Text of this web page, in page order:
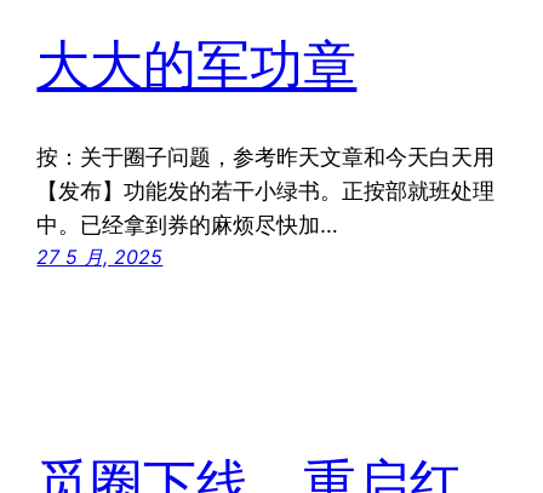
大大的军功章
按：关于圈子问题，参考昨天文章和今天白天用
【发布】功能发的若干小绿书。正按部就班处理
中。已经拿到券的麻烦尽快加…
27 5 月, 2025